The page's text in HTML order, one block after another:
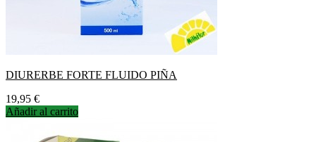
DIURERBE FORTE FLUIDO PIÑA
Precio
19,95 €
Añadir al carrito